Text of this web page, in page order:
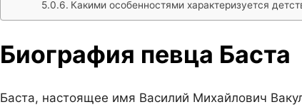
Какими особенностями характеризуется
Биография певца Баста
Баста, настоящее имя Василий Михайлович